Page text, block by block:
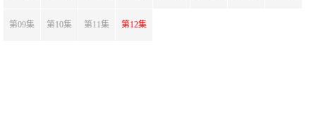
第09集 第10集 第11集 第12集